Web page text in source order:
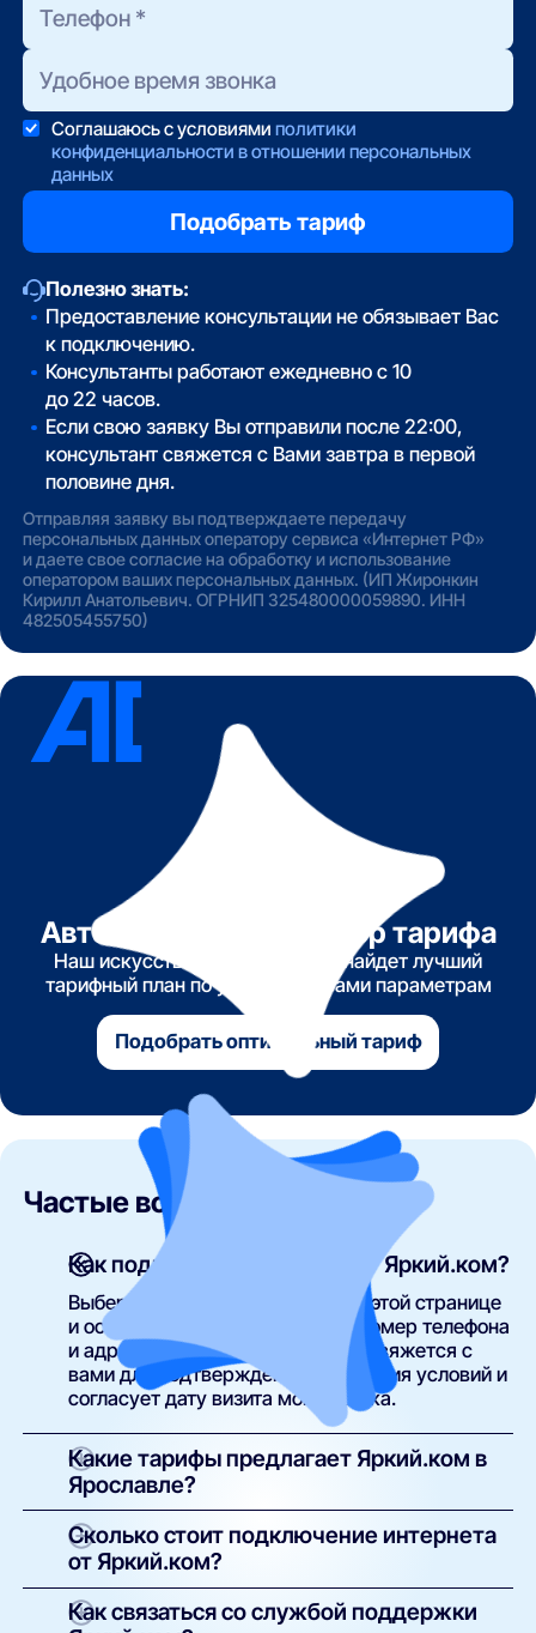
Соглашаюсь с условиями политики
конфиденциальности в отношении персональных
данных
Полезно знать:
Предоставление консультации не обязывает Вас
к подключению.
Консультанты работают ежедневно с 10
до 22 часов.
Если свою заявку Вы отправили после 22:00,
консультант свяжется с Вами завтра в первой
половине дня.
Отправляя заявку вы подтверждаете передачу
персональных данных оператору сервиса «Интернет РФ»
и даете свое согласие на обработку и использование
оператором ваших персональных данных. (ИП Жиронкин
Кирилл Анатольевич. ОГРНИП 325480000059890. ИНН
482505455750)
Автоматический подбор тарифа
Наш искусственный интеллект найдет лучший
тарифный план по указанным вами параметрам
Подобрать оптимальный тариф
Частые вопросы
Как подключить интернет от Яркий.ком?
Выберите подходящий тариф на этой странице
и оставьте заявку, указав свой номер телефона
и адрес. Специалист Яркий.ком свяжется с
вами для подтверждения, уточнения условий и
согласует дату визита монтажника.
Какие тарифы предлагает Яркий.ком в
Ярославле?
В Ярославле доступны тарифы с различной
скоростью — от базовых до гигабитных. В
зависимости от выбранного плана можно
подключить пакеты с телевидением, домашней
или мобильной связью. Все актуальные
Сколько стоит подключение интернета
от Яркий.ком?
Подключение большинства тарифов
бесплатное. При наличии платной установки
Как связаться со службой поддержки